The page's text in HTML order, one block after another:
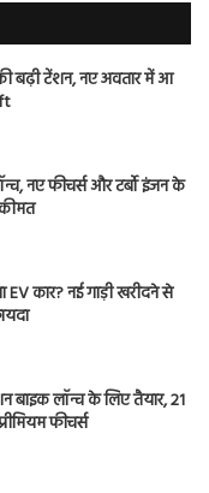
बढ़ी टेंशन, नए अवतार में आ
नए फीचर्स और टर्बो इंजन के
कार? नई गाड़ी खरीदने से
बाइक लॉन्च के लिए तैयार, 21
फीचर्स